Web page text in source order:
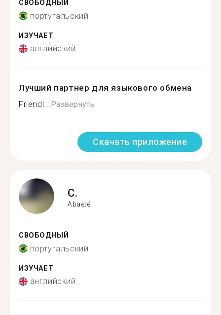
СВОБОДНЫЙ
португальский
ИЗУЧАЕТ
английский
Лучший партнер для языкового обмена
Friendl...Развернуть
Скачать приложение
C.
Abaeté
СВОБОДНЫЙ
португальский
ИЗУЧАЕТ
английский